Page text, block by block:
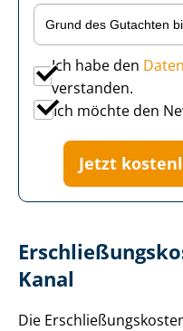
Ich habe den
verstanden.
Ich möchte den
Jetzt
Kanal
Die